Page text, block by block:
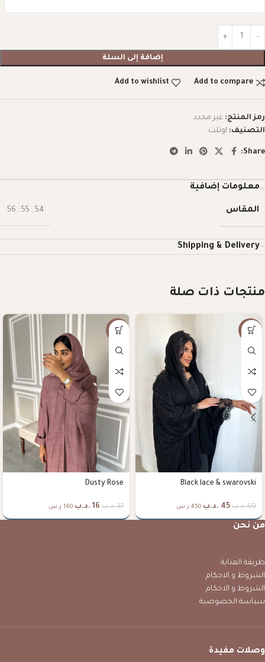
إضافة إلى السلة
Add to compare
Add to wishlist
رمز المنتج: غير محدد
التصنيف: اوتلت
Share:
معلومات إضافية
المقاس 54
,
55
,
56
Shipping & Delivery
منتجات ذات صلة
-10%
Black lace & swarovski
50 .د.ب 45 .د.ب 450 ر.س
-57%
Dusty Rose
37 .د.ب 16 .د.ب 160 ر.س
من نحن
طريقة العناية
الشروط و الاحكام
الشروط و الاحكام
سياسة الخصوصية
وصلات مفيدة